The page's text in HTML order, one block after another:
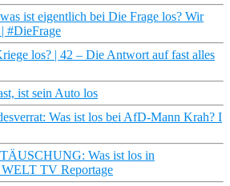
ist eigentlich bei Die Frage los? Wir
#DieFrage
los? | 42 – Die Antwort auf fast alles
ist sein Auto los
Was ist los bei AfD-Mann Krah? I
Was ist los in
WELT TV Reportage